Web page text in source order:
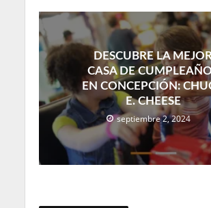
DESCUBRE LA
CASA DE
EN CONCEPCIÓN:
E. CHEESE
septiembre 2, 2024